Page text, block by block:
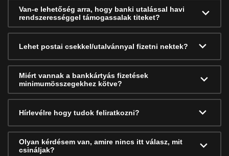
Van-e lehetőség arra, hogy banki utalással havi
rendszerességgel támogassalak titeket?
Lehet postai csekkel/utalvánnyal fizetni nektek?
Miért vannak a bankkártyás fizetések
minimumösszegekhez kötve?
Hírlevélre hogy tudok feliratkozni?
Olyan kérdésem van, amire nincs itt válasz, mit
csináljak?